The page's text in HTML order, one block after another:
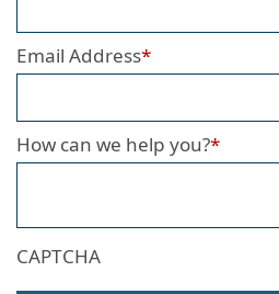
Email Address*
How can we help you?*
CAPTCHA